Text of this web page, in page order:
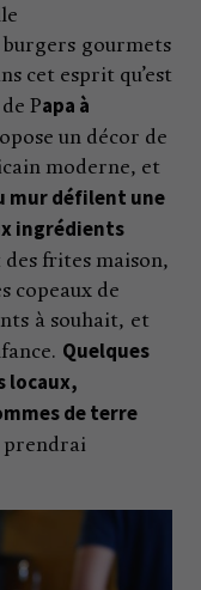
gourmets
cet esprit qu’est
Papa à
un décor de
moderne, et
mur défilent une
ingrédients
des frites maison,
copeaux de
à souhait, et
Quelques
locaux,
de terre
prendrai